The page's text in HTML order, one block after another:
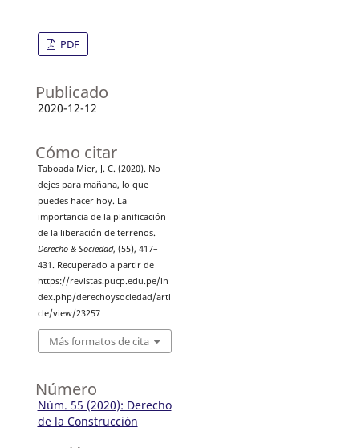
PDF
Publicado
2020-12-12
Cómo citar
Taboada Mier, J. C. (2020). No
dejes para mañana, lo que
puedes hacer hoy. La
importancia de la planificación
de la liberación de terrenos.
Derecho & Sociedad, (55), 417–
431. Recuperado a partir de
https://revistas.pucp.edu.pe/in
dex.php/derechoysociedad/arti
cle/view/23257
Más formatos de cita
Número
Núm. 55 (2020): Derecho
de la Construcción